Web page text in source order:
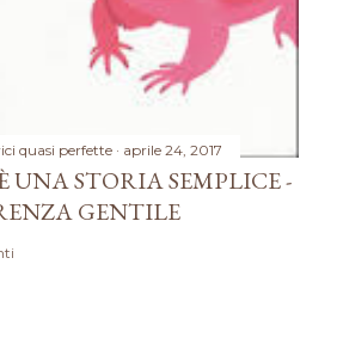
quasi perfette aprile 24, 2017
UNA STORIA SEMPLICE -
GENTILE